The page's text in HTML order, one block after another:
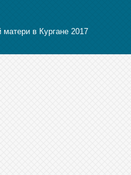
в Кургане 2017